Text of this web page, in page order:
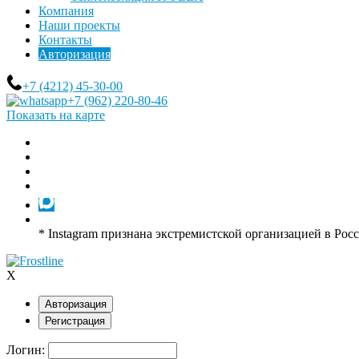
Компания
Наши проекты
Контакты
Авторизация
+7 (4212) 45-30-00
+7 (962) 220-80-46
Показать на карте
* Instagram признана экстремистской организацией в
X
Авторизация
Регистрация
Логин: